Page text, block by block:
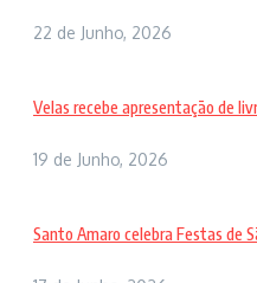
22 de Junho, 2026
Velas recebe apresentação de
19 de Junho, 2026
Santo Amaro celebra Festas de